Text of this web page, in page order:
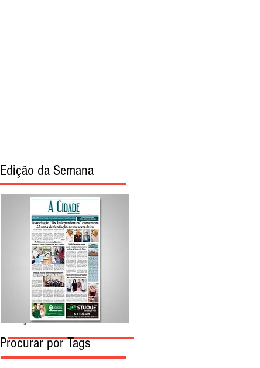
Edição da Semana
Edição da Semana
Procurar por Tags